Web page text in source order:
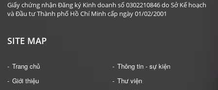
Giấy chứng nhận Đăng ký Kinh doanh số 0302210846 do Sở Kế hoạch
và Đầu tư Thành phố Hồ Chí Minh cấp ngày 01/02/2001
SITE MAP
Trang chủ
Giới thiệu
Thông tin - sự kiện
Thư viện